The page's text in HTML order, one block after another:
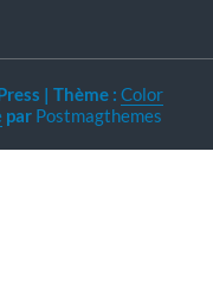
| Thème : Color
par Postmagthemes